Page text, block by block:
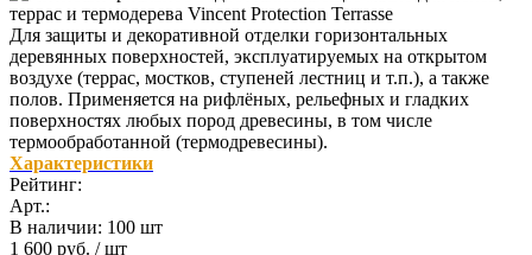
Для защиты и декоративной отделки горизонтальных
деревянных поверхностей, эксплуатируемых на открытом
воздухе (террас, мостков, ступеней лестниц и т.п.), а также
полов. Применяется на рифлёных, рельефных и гладких
поверхностях любых пород древесины, в том числе
термообработанной (термодревесины).
Характеристики
Рейтинг:
Арт.:
В наличии: 100 шт
1 600 руб. / шт